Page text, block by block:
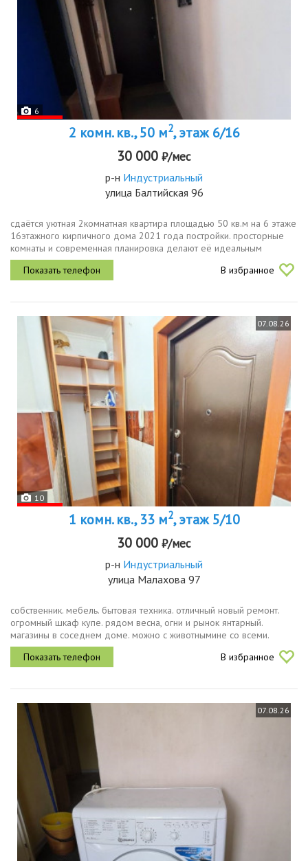
6
2 комн. кв., 50 м2, этаж 6/16
30 000 ₽/мес
р-н Индустриальный
улица Балтийская 96
сдаётся уютная 2комнатная квартира площадью 50 кв.м на 6 этаже
16этажного кирпичного дома 2021 года постройки. просторные
комнаты и современная планировка делают её идеальным
вариантом для комфортного проживания. высота потолков
составляет 2.7...
В избранное
07.08.26
10
1 комн. кв., 33 м2, этаж 5/10
30 000 ₽/мес
р-н Индустриальный
улица Малахова 97
собственник. мебель. бытовая техника. отличный новый ремонт.
огромный шкаф купе. рядом весна, огни и рынок янтарный.
магазины в соседнем доме. можно с животнымине со всеми.
ремонтник входит в арендулампочки, краны, текущий ремонт
итд.цена аренда...
В избранное
07.08.26